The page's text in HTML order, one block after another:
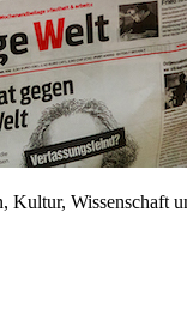
Kultur, Wissenschaft